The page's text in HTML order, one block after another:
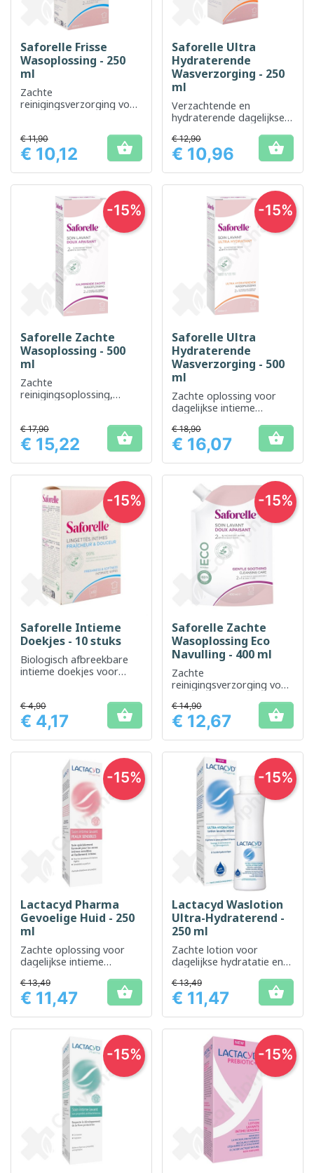
Saforelle Frisse
Wasoplossing - 250
ml
Zachte
reinigingsverzorging voor
Prijs
€ 11,90
€ 10,12 
Saforelle Ultra
Hydraterende
Wasverzorging - 250
ml
Verzachtende en
hydraterende dagelijkse
en lichaamshygiëne.
Prijs
€ 12,90
€ 10,96 
Saforelle Zachte
Wasoplossing - 500
ml
Zachte
reinigingsoplossing,
Prijs
€ 17,90
€ 15,22 
-15%
Saforelle Ultra
Hydraterende
Wasverzorging - 500
ml
Zachte oplossing voor
dagelijkse intieme
hydrateert
Prijs
€ 18,90
€ 16,07 
-15%
Saforelle Intieme
Doekjes - 10 stuks
Biologisch afbreekbare
intieme doekjes voor
Prijs
€ 4,90
€ 4,17 
-15%
Saforelle Zachte
Wasoplossing Eco
Navulling - 400 ml
Zachte
reinigingsverzorging voor
hygiëne
Prijs
€ 14,90
€ 12,67 
-15%
Lactacyd Pharma
Gevoelige Huid - 250
ml
Zachte oplossing voor
dagelijkse intieme
gevoelige huid
Prijs
€ 13,49
€ 11,47 
-15%
Lactacyd Waslotion
Ultra-Hydraterend -
250 ml
Zachte lotion voor
dagelijkse hydratatie en
intieme zone.
Prijs
€ 13,49
€ 11,47 
-15%
-15% -15%